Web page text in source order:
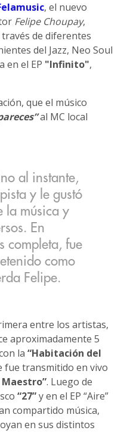
, el nuevo
Felipe Choupay,
de diferentes
del Jazz, Neo Soul
en el EP "Infinito",
que el músico
al MC local
al instante,
y le gustó
la música y
En
completa, fue
como
Felipe.
entre los artistas,
aproximadamente 5
la“Habitación del
fue transmitido en vivo
Maestro”. Luego de
“27”y en el EP “Aire”
compartido música,
en sus distintos